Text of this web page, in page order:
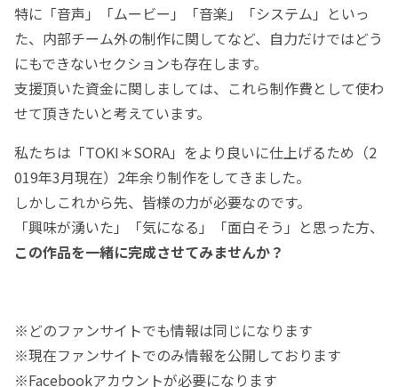
特に「音声」「ムービー」「音楽」「システム」といっ
た、内部チーム外の制作に関してなど、自力だけではどう
にもできないセクションも存在します。
支援頂いた資金に関しましては、これら制作費として使わ
せて頂きたいと考えています。
私たちは「TOKI＊SORA」をより良いに仕上げるため（2
019年3月現在）2年余り制作をしてきました。
しかしこれから先、皆様の力が必要なのです。
「興味が湧いた」「気になる」「面白そう」と思った方、
この作品を一緒に完成させてみませんか？
※どのファンサイトでも情報は同じになります
※現在ファンサイトでのみ情報を公開しております
※Facebookアカウントが必要になります